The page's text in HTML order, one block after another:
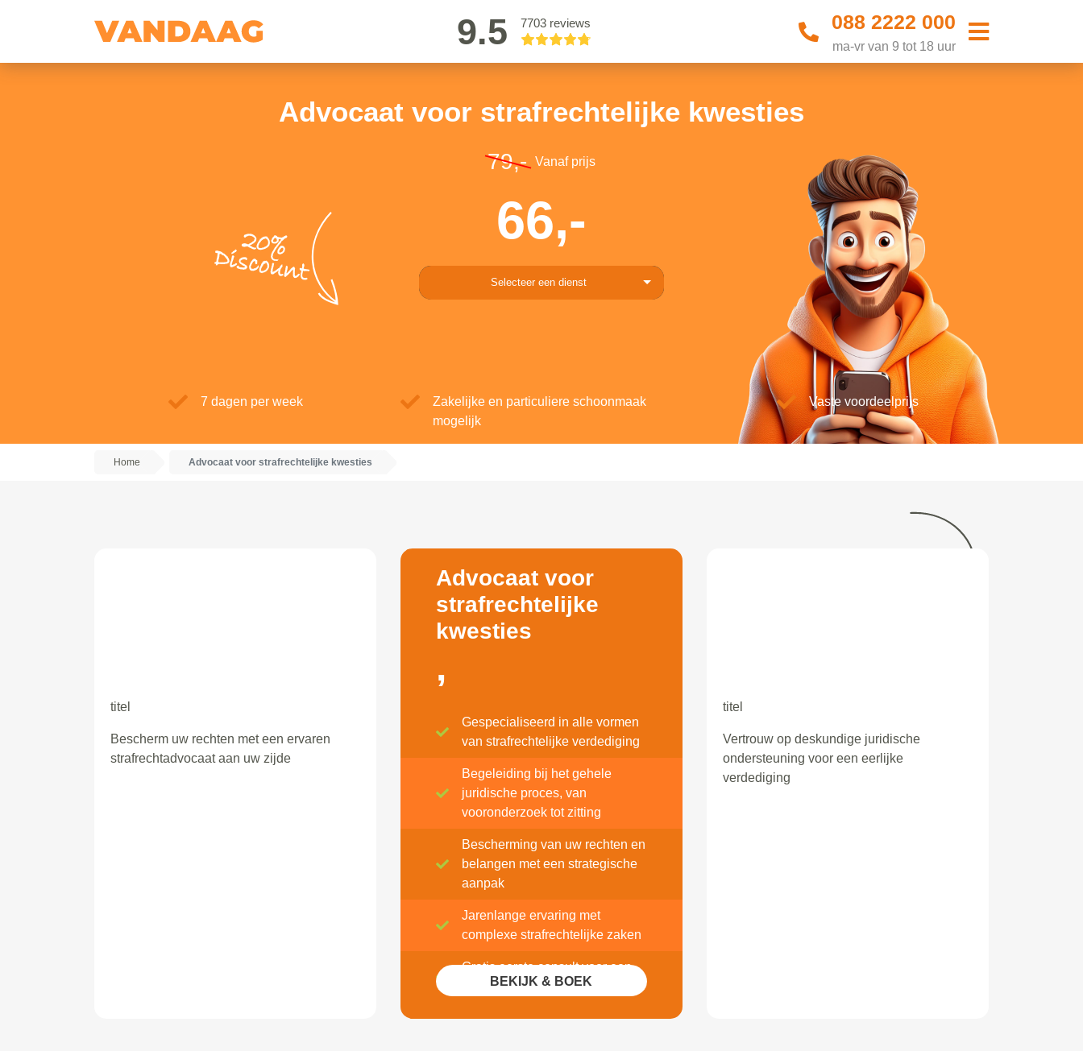
9.5 7703 reviews 088 2222 000
ma-vr van 9 tot 18 uur
Advocaat voor strafrechtelijke kwesties
20%
Discount
79,- Vanaf prijs
66,-
Selecteer een dienst
7 dagen per week
Zakelijke en particuliere schoonmaak
mogelijk
Vaste voordeelprijs
Home Advocaat voor strafrechtelijke kwesties
titel
Bescherm uw rechten met een ervaren
strafrechtadvocaat aan uw zijde
Advocaat voor
strafrechtelijke
kwesties
,
Gespecialiseerd in alle vormen
van strafrechtelijke verdediging
Begeleiding bij het gehele
juridische proces, van
vooronderzoek tot zitting
Bescherming van uw rechten en
belangen met een strategische
aanpak
Jarenlange ervaring met
complexe strafrechtelijke zaken
Gratis eerste consult voor een
intakegesprek
BEKIJK & BOEK
titel
Vertrouw op deskundige juridische
ondersteuning voor een eerlijke
verdediging